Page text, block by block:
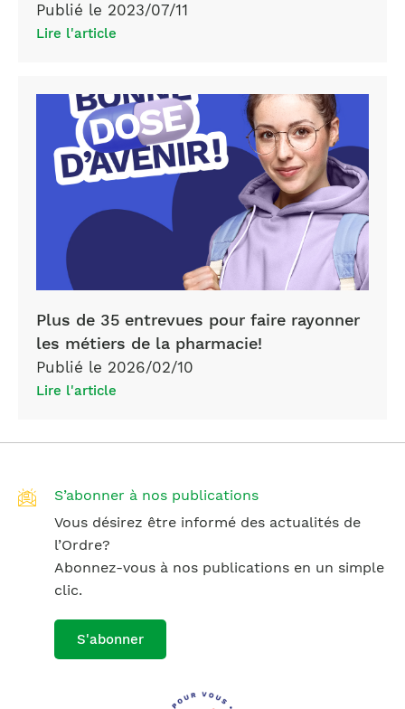
Publié le 2023/07/11
Lire l'article
Plus de 35 entrevues pour faire rayonner
les métiers de la pharmacie!
Publié le 2026/02/10
Lire l'article
S’abonner à nos publications
Vous désirez être informé des actualités de
l’Ordre?
Abonnez-vous à nos publications en un simple
clic.
S'abonner